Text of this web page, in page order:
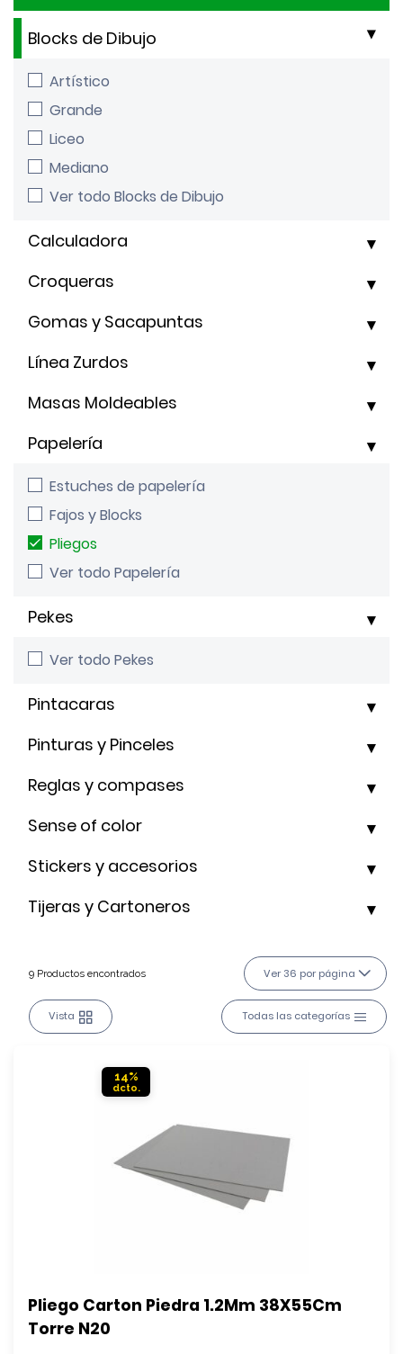
Artístico
Grande
Liceo
Mediano
Ver todo Blocks de Dibujo
Blocks de Dibujo
Calculadora
Croqueras
Gomas y Sacapuntas
Línea Zurdos
Masas Moldeables
Estuches de papelería
Fajos y Blocks
Pliegos
Ver todo Papelería
Papelería
Ver todo Pekes
Pekes
Pintacaras
Pinturas y Pinceles
Reglas y compases
Sense of color
Stickers y accesorios
Tijeras y Cartoneros
9 Productos encontrados Ver 36 por página
Vista Todas las categorías
14%
Pliego Carton Piedra 1.2Mm 38X55Cm
Torre N20